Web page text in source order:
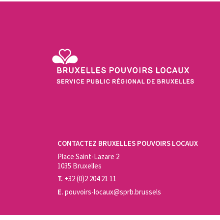
CONTACTEZ BRUXELLES POUVOIRS LOCAUX
Place Saint-Lazare 2
1035 Bruxelles
T. +32 (0)2 204 21 11
E. pouvoirs-locaux@sprb.brussels